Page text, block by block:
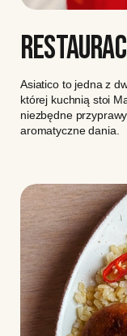
Asiatico to jedna z
której kuchnią stoi
niezbędne
aromatyczne dania.